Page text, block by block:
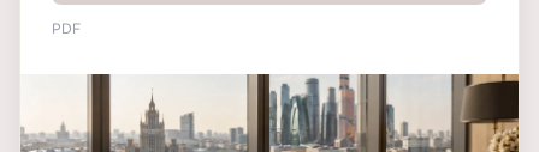
PDF